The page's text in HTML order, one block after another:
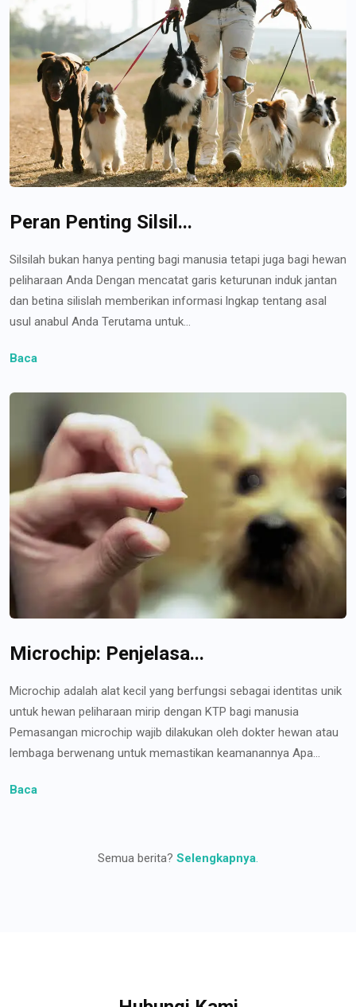
Peran Penting Silsil...
Silsilah bukan hanya penting bagi manusia tetapi juga bagi hewan
peliharaan Anda Dengan mencatat garis keturunan induk jantan
dan betina silislah memberikan informasi lngkap tentang asal
usul anabul Anda Terutama untuk...
Baca
Microchip: Penjelasa...
Microchip adalah alat kecil yang berfungsi sebagai identitas unik
untuk hewan peliharaan mirip dengan KTP bagi manusia
Pemasangan microchip wajib dilakukan oleh dokter hewan atau
lembaga berwenang untuk memastikan keamanannya Apa...
Baca
Semua berita? Selengkapnya.